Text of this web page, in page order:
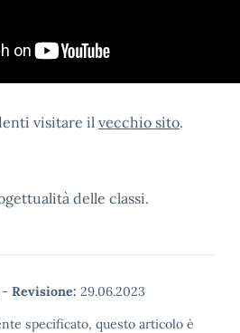
visitare il vecchio sito.
delle classi.
- Revisione: 29.06.2023
specificato, questo articolo è